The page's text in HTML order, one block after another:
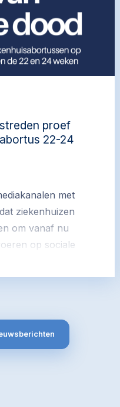
proef
22-24
met
ziekenhuizen
om vanaf nu
op sociale
wordt
niet goed terecht kunnen,
ruimte zou